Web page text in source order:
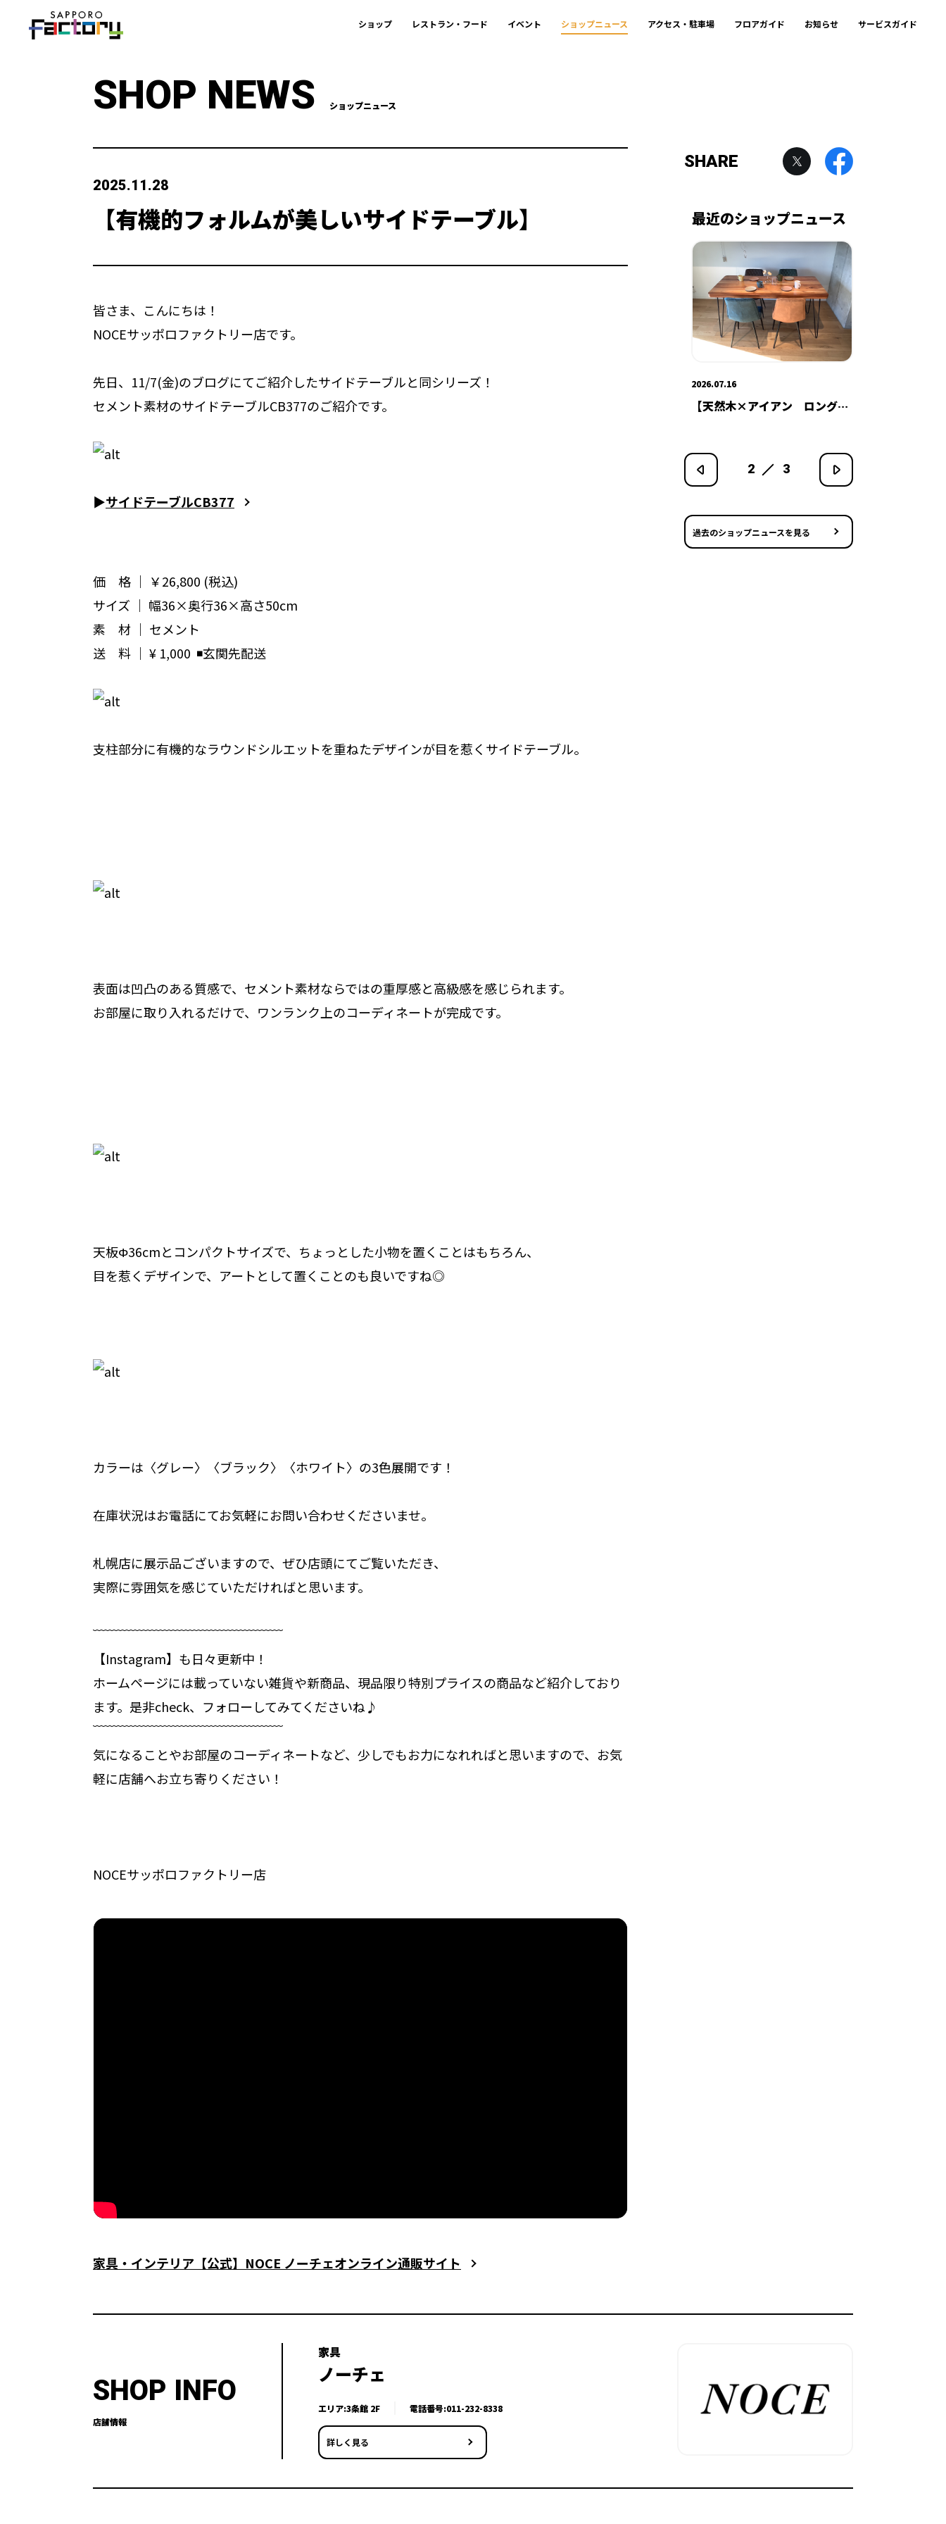
ショップ レストラン・フード イベント ショップニュース アクセス・駐車場 フロアガイド お知らせ サービスガイド
SHOP NEWS ショップニュース
2025.11.28
【有機的フォルムが美しいサイドテーブル】
皆さま、こんにちは！
NOCEサッポロファクトリー店です。
先日、11/7(金)のブログにてご紹介したサイドテーブルと同シリーズ！
セメント素材のサイドテーブルCB377のご紹介です。
▶︎サイドテーブルCB377
価 格 ｜ ￥26,800 (税込)
サイズ ｜ 幅36×奥行36×高さ50cm
素 材 ｜ セメント
送 料 ｜ ¥ 1,000 ◾️玄関先配送
支柱部分に有機的なラウンドシルエットを重ねたデザインが目を惹くサイドテーブル。
表面は凹凸のある質感で、セメント素材ならではの重厚感と高級感を感じられます。
お部屋に取り入れるだけで、ワンランク上のコーディネートが完成です。
天板Φ36cmとコンパクトサイズで、ちょっとした小物を置くことはもちろん、
目を惹くデザインで、アートとして置くことのも良いですね◎
カラーは〈グレー〉〈ブラック〉〈ホワイト〉の3色展開です！
在庫状況はお電話にてお気軽にお問い合わせくださいませ。
札幌店に展示品ございますので、ぜひ店頭にてご覧いただき、
実際に雰囲気を感じていただければと思います。
﹋﹋﹋﹋﹋﹋﹋﹋﹋﹋﹋﹋﹋﹋﹋
【Instagram】も日々更新中！
ホームページには載っていない雑貨や新商品、現品限り特別プライスの商品など紹介しており
ます。是非check、フォローしてみてくださいね♪
﹋﹋﹋﹋﹋﹋﹋﹋﹋﹋﹋﹋﹋﹋﹋
気になることやお部屋のコーディネートなど、少しでもお力になれればと思いますので、お気
軽に店舗へお立ち寄りください！
NOCEサッポロファクトリー店
家具・インテリア【公式】NOCE ノーチェオンライン通販サイト
SHARE
最近のショップニュース
2026.07.03
【フワッと身体を包み込むカウ
2026.07.30
【新商品 大理石ランプ】
2026.07.03
【フワッと身体を包み込むカウ
3 3
過去のショップニュースを見る
SHOP INFO
店舗情報
家具
ノーチェ
エリア:3条館 2F 電話番号:011-232-8338
詳しく見る